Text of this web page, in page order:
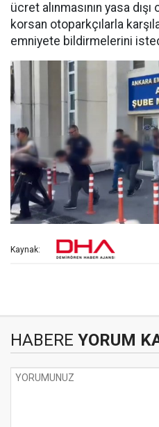
ücret alınmasının yasa
korsan otoparkçılarla
emniyete bildirmelerini
Kaynak:
HABERE YORUM